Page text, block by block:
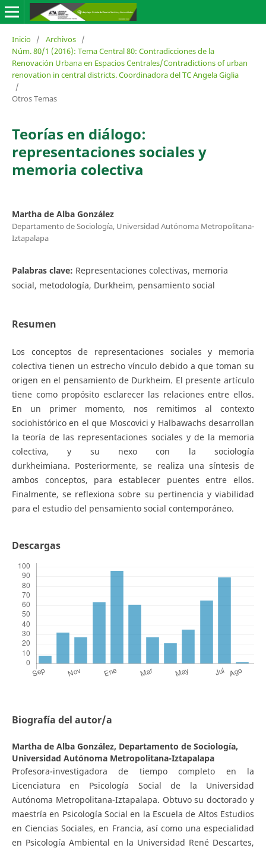
Inicio / Archivos /
Núm. 80/1 (2016): Tema Central 80: Contradicciones de la
Renovación Urbana en Espacios Centrales/Contradictions of urban
renovation in central districts. Coordinadora del TC Angela Giglia
/
Otros Temas
Teorías en diálogo:
representaciones sociales y
memoria colectiva
Martha de Alba González
Departamento de Sociología, Universidad Autónoma Metropolitana-
Iztapalapa
Palabras clave: Representaciones colectivas, memoria
social, metodología, Durkheim, pensamiento social
Resumen
Los conceptos de representaciones sociales y memoria
colectiva tienen un estrecho vínculo debido a que toman su
origen en el pensamiento de Durkheim. El presente artículo
tiene como propósito esclarecer las relaciones entre ellos.
En un primer momento, nos remitimos al contexto
sociohistórico en el que Moscovici y Halbawachs desarrollan
la teoría de las representaciones sociales y de la memoria
colectiva, y su nexo con la sociología
durkheimiana. Posteriormente, se realiza una síntesis de
ambos conceptos, para establecer puentes entre ellos.
Finalmente, se reflexiona sobre su pertinencia y viabilidad
para el estudio del pensamiento social contemporáneo.
Descargas
Biografía del autor/a
Martha de Alba González, Departamento de Sociología,
Universidad Autónoma Metropolitana-Iztapalapa
Profesora-investigadora de tiempo completo en la
Licenciatura en Psicología Social de la Universidad
Autónoma Metropolitana-Iztapalapa. Obtuvo su doctorado y
maestría en Psicología Social en la Escuela de Altos Estudios
en Ciencias Sociales, en Francia, así como una especialidad
en Psicología Ambiental en la Universidad René Descartes,